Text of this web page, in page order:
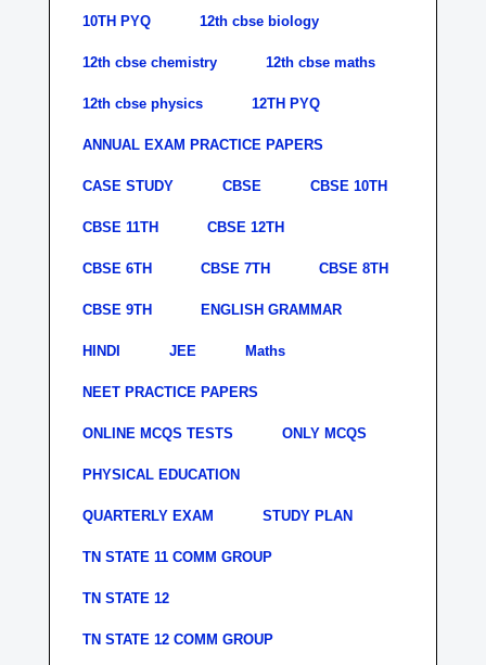
10TH PYQ 12th cbse biology
12th cbse chemistry 12th cbse maths
12th cbse physics 12TH PYQ
ANNUAL EXAM PRACTICE PAPERS
CASE STUDY CBSE CBSE 10TH
CBSE 11TH CBSE 12TH
CBSE 6TH CBSE 7TH CBSE 8TH
CBSE 9TH ENGLISH GRAMMAR
HINDI JEE Maths
NEET PRACTICE PAPERS
ONLINE MCQS TESTS ONLY MCQS
PHYSICAL EDUCATION
QUARTERLY EXAM STUDY PLAN
TN STATE 11 COMM GROUP
TN STATE 12
TN STATE 12 COMM GROUP